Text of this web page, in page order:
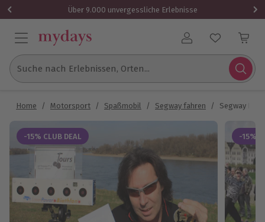
Über 9.000 unvergessliche Erlebnisse
Benutzerkonto
Suche nach Erlebnissen, Orten...
Home / Motorsport / Spaßmobil / Segway fahren / Segway
-15% CLUB DEAL -15%